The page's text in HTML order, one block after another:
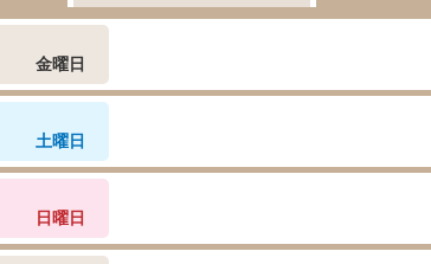
金曜日
土曜日
日曜日